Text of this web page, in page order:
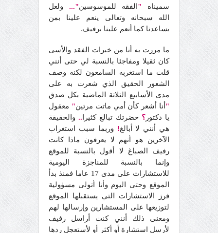
سميناه " الفقه للموسوسين"... ولعل
الله سبحانه وتعالى ينعم علينا بمن
يساعدنا كما أنعم علينا برفيف.
ما مررت به أنا من خبرات الفقد والأسى
كان ثقيلا ومفاجئا بالنسبة لي حتى أنني
قلت ما استغربه السامعون لكنه وصف
الشعور الحقيق الذي شعرت به على
مدى الأسابيع الثلاثة الماضية بكل صدق
" أنا أشعر كأن أمي ماتت مرتين" معقول
يا دكتور؟ حضرتك تبالغ كثيرا ..والحقيقة
هي أنني لا أبالغ! وربما سبب استغراب
الآخرين هو أنهم لا يعرفون ماذا كانت
رفيف الصباغ لا أقول بالنسبة للموقع
وإنما بالنسبة للمناجزة اليومية
للاستشارات على مدى 17 عاما فمنذ بدأ
الموقع وحتى اليوم وأنا أتولى مسؤولية
فرز الاستشارات التي يستقبلها الموقع
لتوزيعها على المستشارين وإرسالها لهم
ومعنى ذلك أنني كنت أراسل رفيف
لأرسل استشارة أو أكثر أو لأستعجل ردها